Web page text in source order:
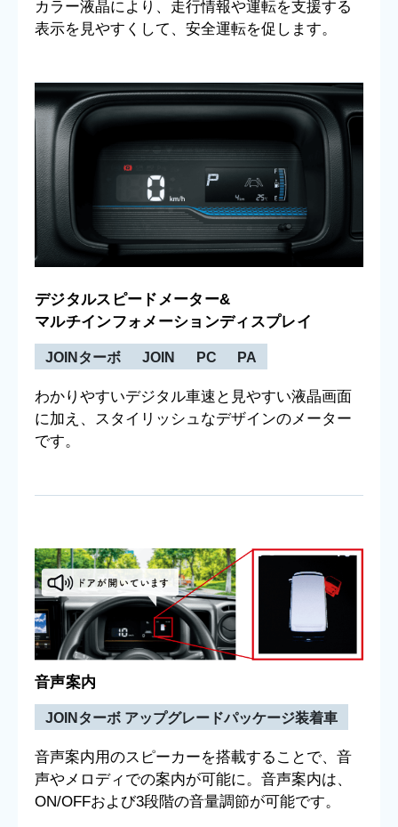
カラー液晶により、走行情報や運転を支援する
表示を見やすくして、安全運転を促します。
デジタルスピードメーター&
マルチインフォメーションディスプレイ
JOINターボ JOIN PC PA
わかりやすいデジタル車速と見やすい液晶画面
に加え、スタイリッシュなデザインのメーター
です。
音声案内
JOINターボ アップグレードパッケージ装着車
音声案内用のスピーカーを搭載することで、音
声やメロディでの案内が可能に。音声案内は、
ON/OFFおよび3段階の音量調節が可能です。